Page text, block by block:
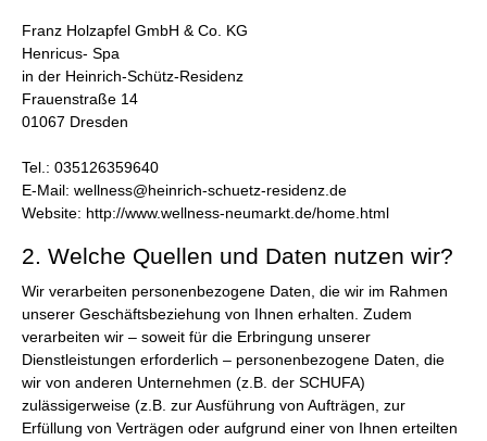
Franz Holzapfel GmbH & Co. KG
Henricus- Spa
in der Heinrich-Schütz-Residenz
Frauenstraße 14
01067 Dresden
Tel.: 035126359640
E-Mail: wellness@heinrich-schuetz-residenz.de
Website: http://www.wellness-neumarkt.de/home.html
2. Welche Quellen und Daten nutzen wir?
Wir verarbeiten personenbezogene Daten, die wir im Rahmen
unserer Geschäftsbeziehung von Ihnen erhalten. Zudem
verarbeiten wir – soweit für die Erbringung unserer
Dienstleistungen erforderlich – personenbezogene Daten, die
wir von anderen Unternehmen (z.B. der SCHUFA)
zulässigerweise (z.B. zur Ausführung von Aufträgen, zur
Erfüllung von Verträgen oder aufgrund einer von Ihnen erteilten